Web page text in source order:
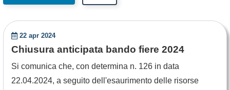
22 apr 2024
Chiusura anticipata bando fiere 2024
Si comunica che, con determina n. 126 in data
22.04.2024, a seguito dell'esaurimento delle risorse